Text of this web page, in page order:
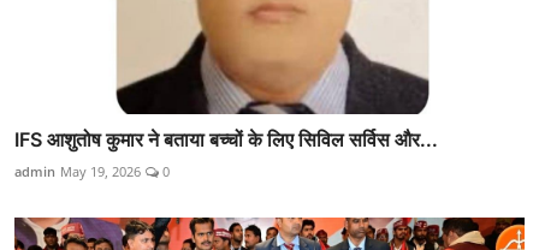
IFS आशुतोष कुमार ने बताया बच्चों के लिए सिविल सर्विस और...
admin May 19, 2026 0